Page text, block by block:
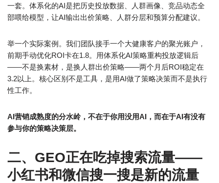
一套。体系化的AI是把历史投放数据、人群画像、竞品动态全
部喂给模型，让AI输出出价策略、人群分层和预算分配建议。
举一个实际案例。我们团队接手一个大健康客户的聚光账户，
前期手动优化ROI卡在1.8。用体系化AI策略重构投放逻辑后
——不是换素材，是换人群出价策略——两个月后ROI稳定在
3.2以上。核心区别不是工具，是用AI做了策略决策而不是执行
性工作。
AI营销成熟度的分水岭，不在于你用没用AI，而在于AI有没有
参与你的策略决策层。
二、GEO正在吃掉搜索流量——
小红书和微信搜一搜是新的流量